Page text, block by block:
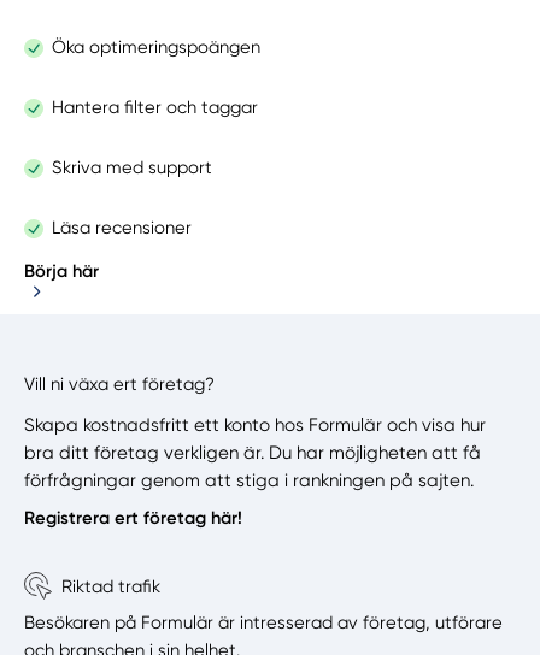
Öka optimeringspoängen
Hantera filter och taggar
Skriva med support
Läsa recensioner
Börja här
Vill ni växa ert företag?
Skapa kostnadsfritt ett konto hos Formulär och visa hur
bra ditt företag verkligen är. Du har möjligheten att få
förfrågningar genom att stiga i rankningen på sajten.
Registrera ert företag här!
Riktad trafik
Besökaren på Formulär är intresserad av företag, utförare
och branschen i sin helhet.